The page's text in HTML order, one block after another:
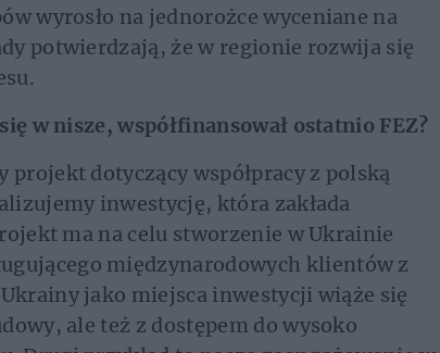
wyrosło na jednorożce wyceniane na
potwierdzają, że w regionie rozwija się
w nisze, współfinansował ostatnio FEZ?
projekt dotyczący współpracy z polską
inwestycję, która zakłada
ma na celu stworzenie w Ukrainie
międzynarodowych klientów z
jako miejsca inwestycji wiąże się
ale też z dostępem do wysoko